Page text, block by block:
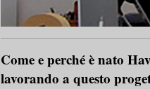
Come e perché è nato
lavorando a questo